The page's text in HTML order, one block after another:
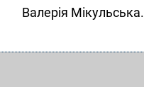
Валерія Мікульська.